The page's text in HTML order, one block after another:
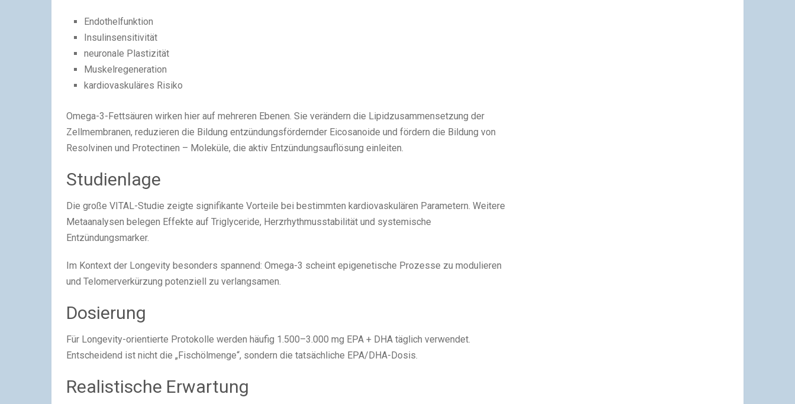
Endothelfunktion
Insulinsensitivität
neuronale Plastizität
Muskelregeneration
kardiovaskuläres Risiko
Omega-3-Fettsäuren wirken hier auf mehreren Ebenen. Sie verändern die Lipidzusammensetzung der
Zellmembranen, reduzieren die Bildung entzündungsfördernder Eicosanoide und fördern die Bildung von
Resolvinen und Protectinen – Moleküle, die aktiv Entzündungsauflösung einleiten.
Studienlage
Die große VITAL-Studie zeigte signifikante Vorteile bei bestimmten kardiovaskulären Parametern. Weitere
Metaanalysen belegen Effekte auf Triglyceride, Herzrhythmusstabilität und systemische
Entzündungsmarker.
Im Kontext der Longevity besonders spannend: Omega-3 scheint epigenetische Prozesse zu modulieren
und Telomerverkürzung potenziell zu verlangsamen.
Dosierung
Für Longevity-orientierte Protokolle werden häufig 1.500–3.000 mg EPA + DHA täglich verwendet.
Entscheidend ist nicht die „Fischölmenge“, sondern die tatsächliche EPA/DHA-Dosis.
Realistische Erwartung